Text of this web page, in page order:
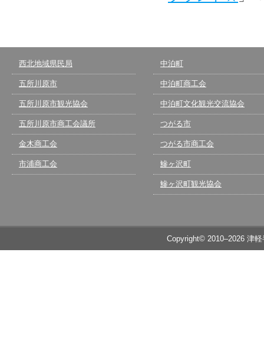
西北地域県民局
五所川原市
五所川原市観光協会
五所川原市商工会議所
金木商工会
市浦商工会
中泊町
中泊町商工会
中泊町文化観光交流協会
つがる市
つがる市商工会
鰺ヶ沢町
鰺ヶ沢町観光協会
Copyright© 2010–2026 津